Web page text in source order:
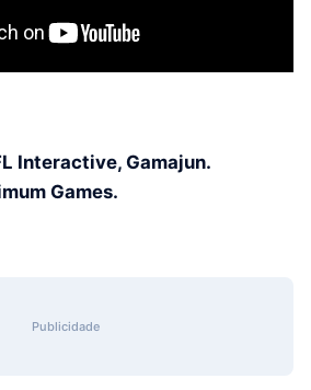
Interactive, Gamajun.
Games.
Publicidade